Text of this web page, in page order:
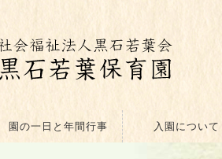
園の一日と年間行事 入園について